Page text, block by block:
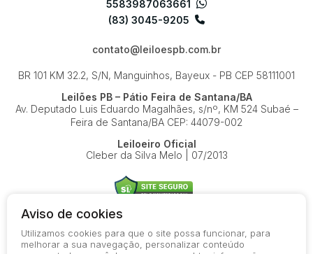
5583987063661
(83) 3045-9205
contato@leiloespb.com.br
BR 101 KM 32.2, S/N, Manguinhos, Bayeux - PB CEP 58111001
Leilões PB – Pátio Feira de Santana/BA
Av. Deputado Luis Eduardo Magalhães, s/nº, KM 524Subaé –
Feira de Santana/BA CEP: 44079-002
Leiloeiro Oficial
Cleber da Silva Melo | 07/2013
© 2026-present - Todos os direitos reservados
Aviso de cookies
Utilizamos cookies para que o site possa funcionar, para
melhorar a sua navegação, personalizar conteúdo